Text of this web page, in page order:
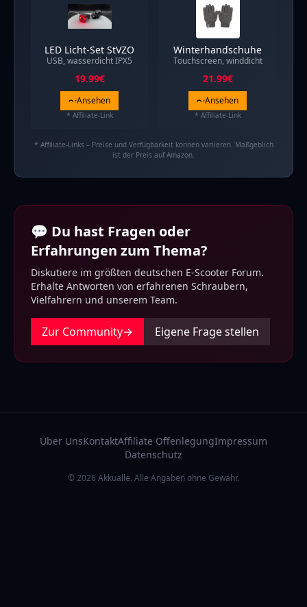
LED Licht-Set StVZO
USB, wasserdicht IPX5
19.99€
Ansehen
* Affiliate-Link
Winterhandschuhe
Touchscreen, winddicht
21.99€
Ansehen
* Affiliate-Link
* Affiliate-Links – Preise und Verfügbarkeit können variieren. Maßgeblich
ist der Preis auf Amazon.
💬 Du hast Fragen oder
Erfahrungen zum Thema?
Diskutiere im größten deutschen E-Scooter Forum.
Erhalte Antworten von erfahrenen Schraubern,
Vielfahrern und unserem Team.
Zur Community→ Eigene Frage stellen
Über UnsKontaktAffiliate OffenlegungImpressum
Datenschutz
© 2026 Akkualle. Alle Angaben ohne Gewähr.